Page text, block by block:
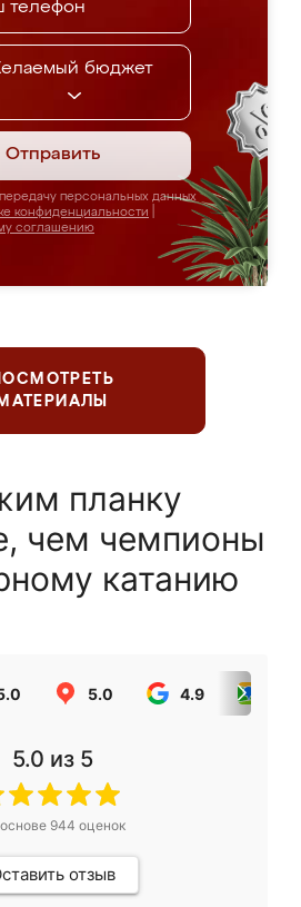
бюджет
Отправить
персональных данных
конфиденциальности
соглашению
планку
чем чемпионы
катанию
5.0 4.9
5.0 из 5
944 оценок
отзыв